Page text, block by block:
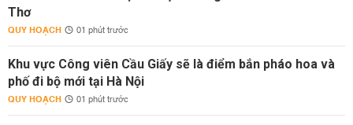
Thơ
QUY HOẠCH 01 phút trước
Khu vực Công viên Cầu Giấy sẽ là điểm bắn pháo hoa và
phố đi bộ mới tại Hà Nội
QUY HOẠCH 01 phút trước